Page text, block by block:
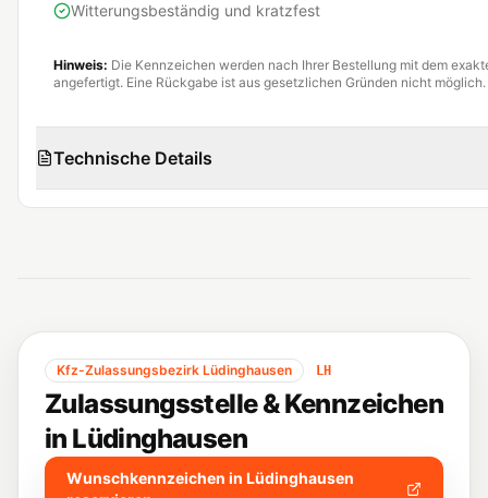
Witterungsbeständig und kratzfest
Hinweis: Die Kennzeichen werden nach Ihrer Bestellung mit dem
angefertigt. Eine Rückgabe ist aus gesetzlichen Gründen nicht möglich.
Technische Details
Kfz-Zulassungsbezirk Lüdinghausen LH
Zulassungsstelle & Kennzeichen
in Lüdinghausen
Wunschkennzeichen in Lüdinghausen